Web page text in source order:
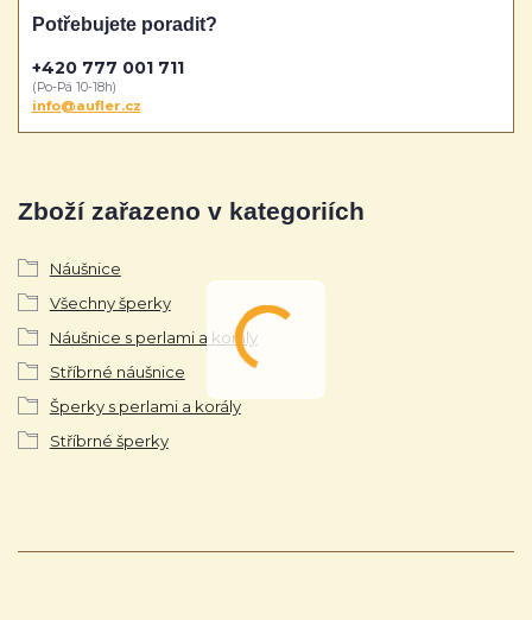
Zboží zařazeno v kategoriích
Náušnice
Všechny šperky
Náušnice s perlami a korály
Stříbrné náušnice
Šperky s perlami a korály
Stříbrné šperky
Potřebujete poradit?
+420 777 001 711
(Po-Pá 10-18h)
info@aufler.cz